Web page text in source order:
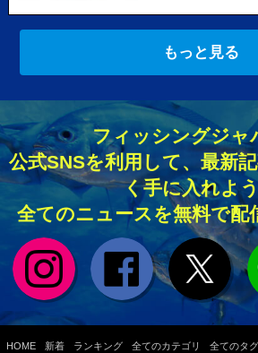
もっと見る
フィッシングジャ
公式SNSを利用して、最新
く手に入れよ
全てのニュースを無料で配
HOME 新着 ランキング 全てのカテゴリ 全てのタグ